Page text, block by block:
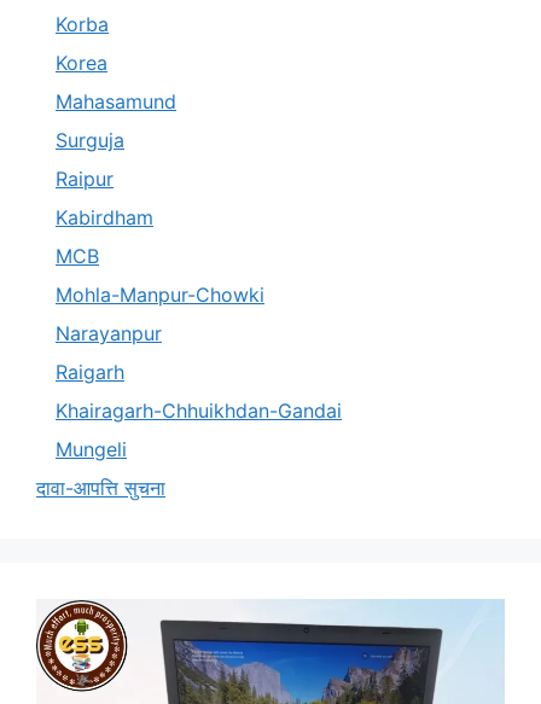
Korba
Korea
Mahasamund
Surguja
Raipur
Kabirdham
MCB
Mohla-Manpur-Chowki
Narayanpur
Raigarh
Khairagarh-Chhuikhdan-Gandai
Mungeli
दावा-आपत्ति सुचना